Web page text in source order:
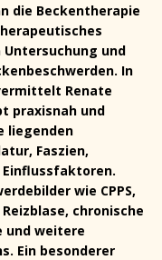
die Beckentherapie
und
In
Renate
praxisnah und
liegenden
Faszien,
wie CPPS,
chronische
und weitere
Ein besonderer